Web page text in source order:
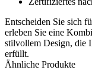
Entscheiden Sie sich
erleben Sie eine
stilvollem Design, die
erfüllt.
Ähnliche Produkte